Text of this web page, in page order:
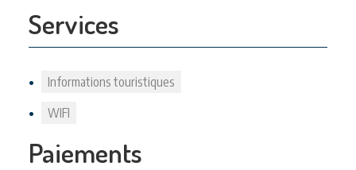
Services
Informations touristiques
WIFI
Paiements